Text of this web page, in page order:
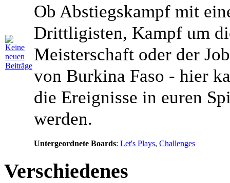
Ob Abstiegskampf mit
Drittligisten, Kampf um
Meisterschaft oder der
von Burkina Faso - hier
die Ereignisse in euren
werden.
Untergeordnete Boards: Let's Plays, Challenges
Verschiedenes